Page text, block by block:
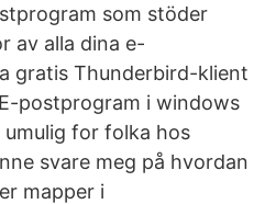
som stöder
av alla dina e-
gratis Thunderbird-klient
postprogram i windows
for folka hos
svare meg på hvordan
mapper i